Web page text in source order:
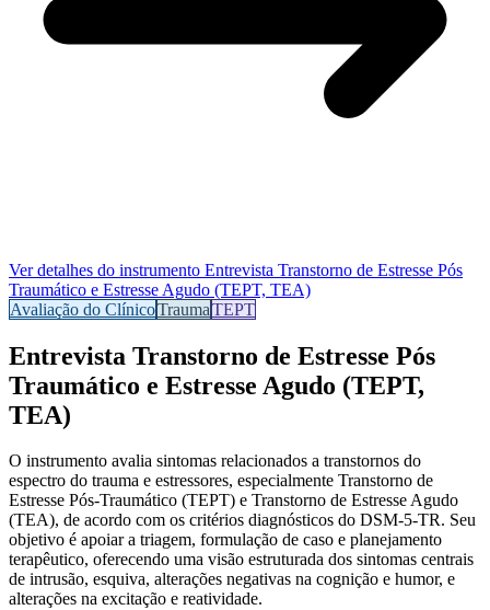
Ver detalhes do instrumento Entrevista Transtorno de Estresse Pós
Traumático e Estresse Agudo (TEPT, TEA)
Avaliação do ClínicoTraumaTEPT
Entrevista Transtorno de Estresse Pós
Traumático e Estresse Agudo (TEPT,
TEA)
O instrumento avalia sintomas relacionados a transtornos do
espectro do trauma e estressores, especialmente Transtorno de
Estresse Pós-Traumático (TEPT) e Transtorno de Estresse Agudo
(TEA), de acordo com os critérios diagnósticos do DSM-5-TR​. Seu
objetivo é apoiar a triagem, formulação de caso e planejamento
terapêutico, oferecendo uma visão estruturada dos sintomas centrais
de intrusão, esquiva, alterações negativas na cognição e humor, e
alterações na excitação e reatividade.